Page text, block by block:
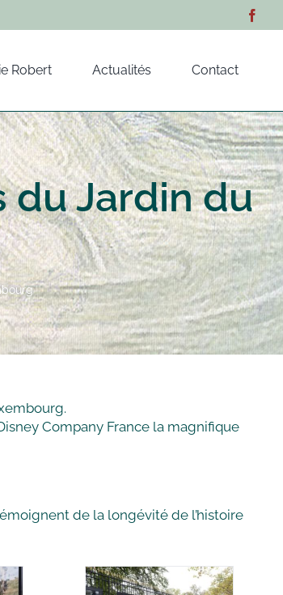
Robert Actualités Contact
du Jardin du
Company France la magnifique
de la longévité de l’histoire